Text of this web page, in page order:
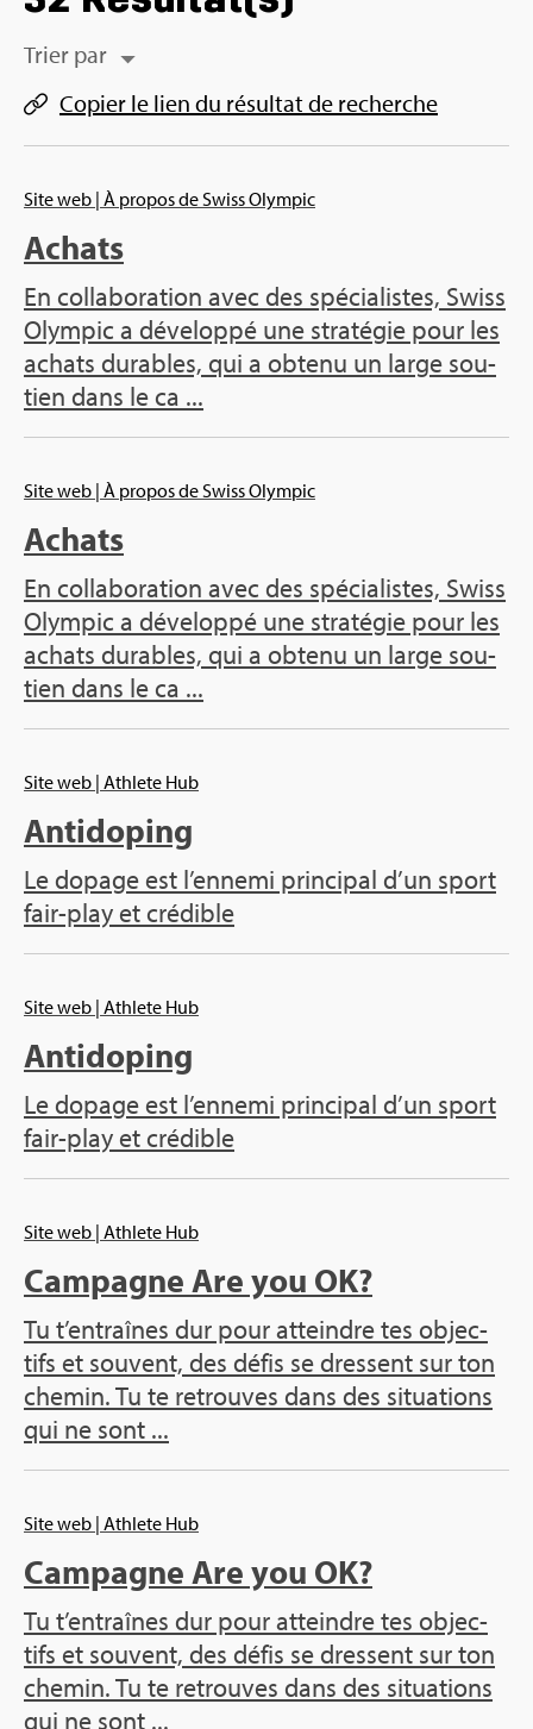
Trier par
Copier le lien du résul­tat de recherche
Site web | À pro­pos de Swiss Olym­pic
Achats
En col­la­bo­ra­tion avec des spé­cia­listes, Swiss
Olym­pic a déve­loppé une stra­té­gie pour les
achats durables, qui a obtenu un large sou­
tien dans le ca ...
Site web | À pro­pos de Swiss Olym­pic
Achats
En col­la­bo­ra­tion avec des spé­cia­listes, Swiss
Olym­pic a déve­loppé une stra­té­gie pour les
achats durables, qui a obtenu un large sou­
tien dans le ca ...
Site web | Ath­lete Hub
Anti­do­ping
Le dopage est l’en­nemi prin­ci­pal d’un sport
fair-play et cré­dible
Site web | Ath­lete Hub
Anti­do­ping
Le dopage est l’en­nemi prin­ci­pal d’un sport
fair-play et cré­dible
Site web | Ath­lete Hub
Cam­pagne Are you OK?
Tu t’en­traînes dur pour atteindre tes objec­
tifs et sou­vent, des défis se dressent sur ton
che­min. Tu te retrouves dans des situa­tions
qui ne sont ...
Site web | Ath­lete Hub
Cam­pagne Are you OK?
Tu t’en­traînes dur pour atteindre tes objec­
tifs et sou­vent, des défis se dressent sur ton
che­min. Tu te retrouves dans des situa­tions
qui ne sont ...